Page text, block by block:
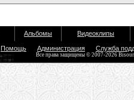
Альбомы Видеоклипы
Помощь Администрация Служба
Все права защищены © 2007-2026